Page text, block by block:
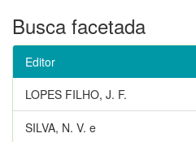
Busca facetada
Editor
LOPES FILHO, J. F.
SILVA, N. V. e